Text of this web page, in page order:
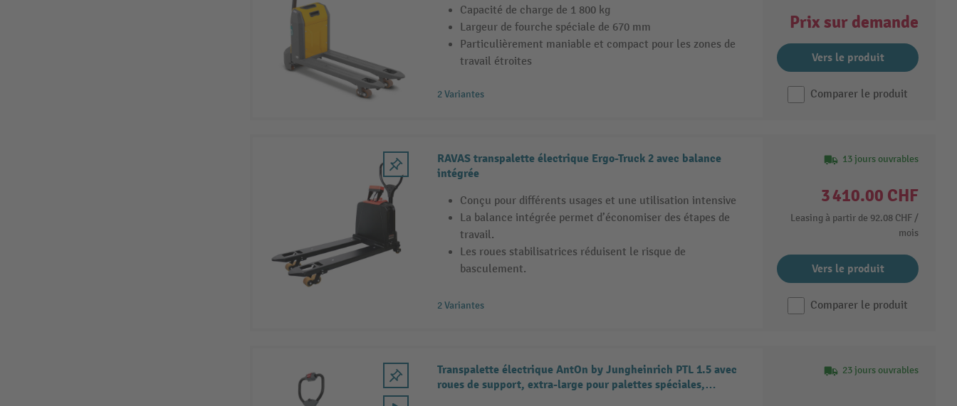
Capacité de charge de 1 800 kg
Largeur de fourche spéciale de 670 mm
Particulièrement maniable et compact pour les zones de
travail étroites
2 Variantes
Prix sur demande
Vers le produit
Comparer le produit
RAVAS transpalette électrique Ergo-Truck 2 avec balance
intégrée
Conçu pour différents usages et une utilisation intensive
La balance intégrée permet d’économiser des étapes de
travail.
Les roues stabilisatrices réduisent le risque de
basculement.
2 Variantes
13 jours ouvrables
3 410.00 CHF
Leasing à partir de 92.08 CHF /
mois
Vers le produit
Comparer le produit
Transpalette électrique AntOn by Jungheinrich PTL 1.5 avec
roues de support, extra-large pour palettes spéciales,
23 jours ouvrables